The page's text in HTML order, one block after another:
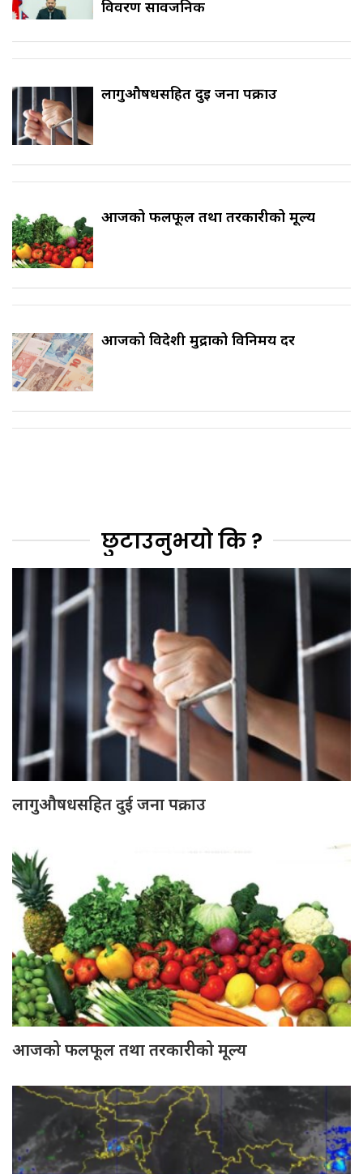
विवरण सार्वजनिक
लागुऔषधसहित दुई जना पक्राउ
आजको फलफूल तथा तरकारीको मूल्य
आजको विदेशी मुद्राको विनिमय दर
छुटाउनुभयो कि ?
लागुऔषधसहित दुई जना पक्राउ
आजको फलफूल तथा तरकारीको मूल्य